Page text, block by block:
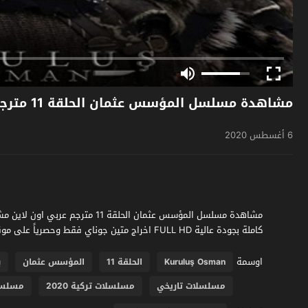
مشاهدة مسلسل المؤسس عثمان الحلقة 11 مترجم
6 أغسطس 2020
كاملة بجودة عالية FULL HD اخراج متين جوناي فقط وحصرياً على موقع فشار الجديد
اوسمة
Kuruluş Osman الحلقة 11 المؤسس عثمان
مسلسلات تاريخي
مسلسلات تركية 2020